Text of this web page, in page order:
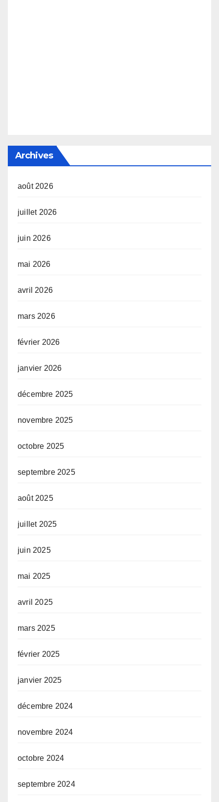
Archives
août 2026
juillet 2026
juin 2026
mai 2026
avril 2026
mars 2026
février 2026
janvier 2026
décembre 2025
novembre 2025
octobre 2025
septembre 2025
août 2025
juillet 2025
juin 2025
mai 2025
avril 2025
mars 2025
février 2025
janvier 2025
décembre 2024
novembre 2024
octobre 2024
septembre 2024